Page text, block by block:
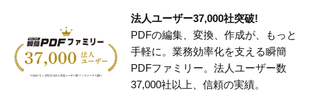
法人ユーザー37,000社突破!
PDFの編集、変換、作成が、もっと
手軽に。業務効率化を支える瞬簡
PDFファミリー。法人ユーザー数
37,000社以上、信頼の実績。